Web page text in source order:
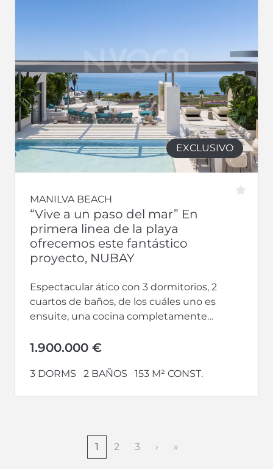
EXCLUSIVO
MANILVA BEACH
“Vive a un paso del mar” En
primera linea de la playa
ofrecemos este fantástico
proyecto, NUBAY
Espectacular ático con 3 dormitorios, 2
cuartos de baños, de los cuáles uno es
ensuite, una cocina completamente
comedor....
1.900.000 €
3 DORMS 2 BAÑOS 153 M² CONST.
1 2 3 › »